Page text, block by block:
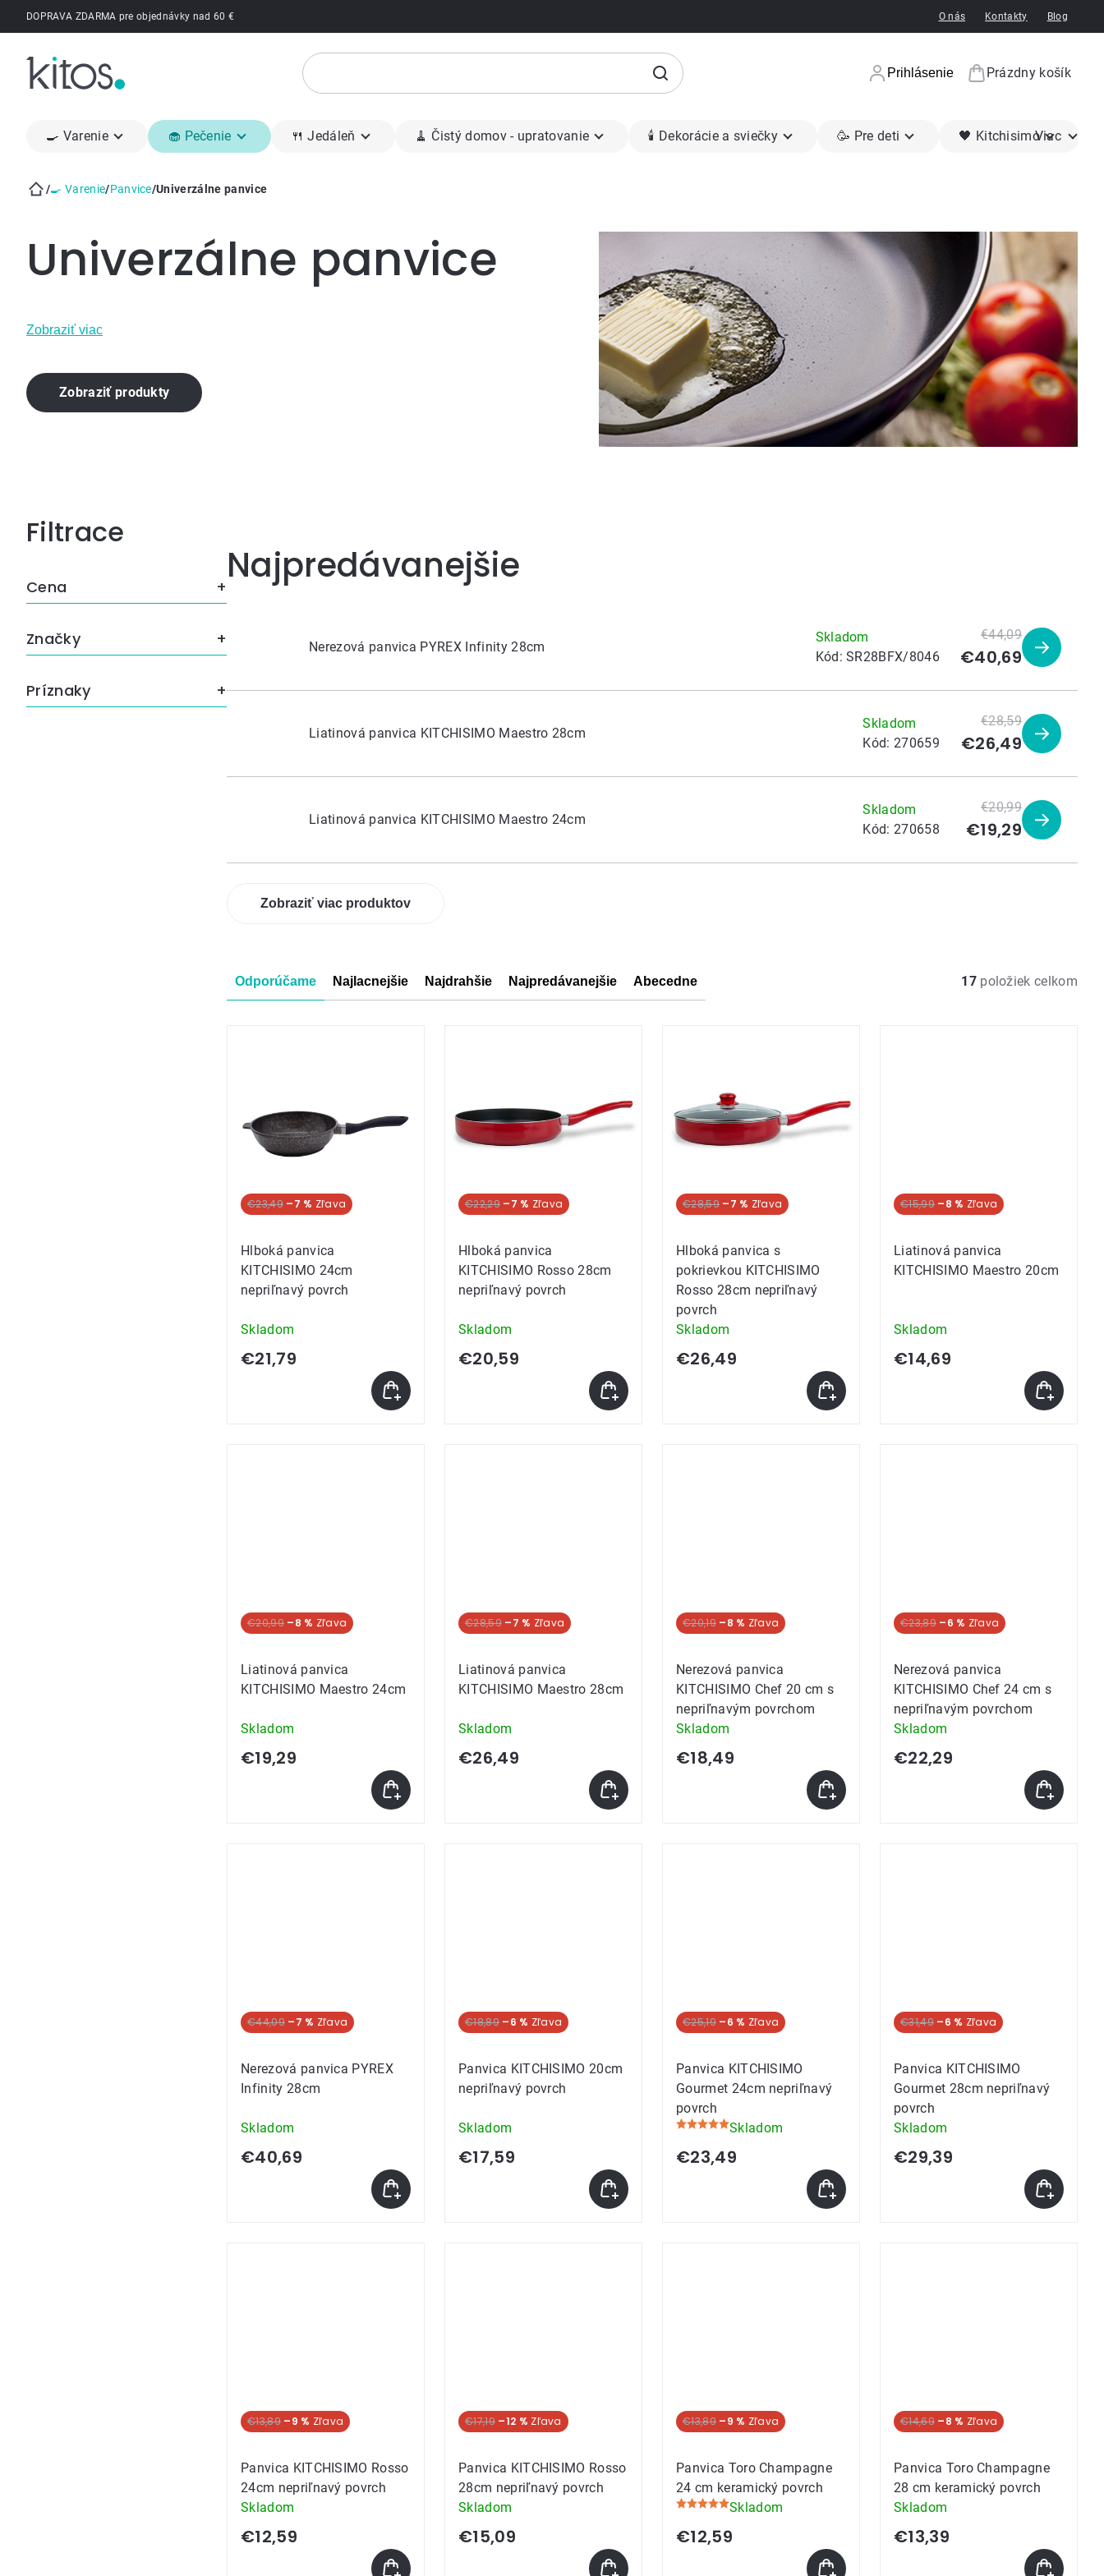
PrejsťDOPRAVA ZDARMA pre objednávky nad 60 € O nás Kontakty Blog
Prihlásenie
Nákupný
Prázdny košík
🍳 Varenie 🧁 Pečenie 🍴 Jedáleň 🧹 Čistý domov - upratovanie 🕯 Dekorácie a sviečky 🥳 Pre deti 🖤 KitchisimoViac
/🍳 Varenie/Panvice/Univerzálne panvice
Univerzálne panvice
Zobraziť viac
Zobraziť produkty
Bočný
panel
Cena
Príznaky
Značky
Najpredávanejšie
Nerezová panvica PYREX Infinity 28cm
Skladom
Kód:SR28BFX/8046
€44,09
€40,69
Zobraziť
Liatinová panvica KITCHISIMO Maestro 28cm
Skladom
Kód:270659
€28,59
€26,49
Zobraziť
Liatinová panvica KITCHISIMO Maestro 24cm
Skladom
Kód:270658
€20,99
€19,29
Zobraziť
Zobraziť viac produktov
Radenie
Odporúčame Najlacnejšie Najdrahšie Najpredávanejšie Abecedne 17položiek celkom
€23,49 –7 %
Hlboká panvica
KITCHISIMO 24cm
nepriľnavý povrch
Skladom
€21,79
€22,29 –7 %
Hlboká panvica
KITCHISIMO Rosso 28cm
nepriľnavý povrch
Skladom
€20,59
€28,59 –7 %
Hlboká panvica s
pokrievkou KITCHISIMO
Rosso 28cm nepriľnavý
povrch
Skladom
€26,49
€15,99 –8 %
Liatinová panvica
KITCHISIMO Maestro 20cm
Skladom
€14,69
€20,99 –8 %
Liatinová panvica
KITCHISIMO Maestro 24cm
Skladom
€19,29
€28,59 –7 %
Liatinová panvica
KITCHISIMO Maestro 28cm
Skladom
€26,49
€20,19 –8 %
Nerezová panvica
KITCHISIMO Chef 20 cm s
nepriľnavým povrchom
Skladom
€18,49
€23,89 –6 %
Nerezová panvica
KITCHISIMO Chef 24 cm s
nepriľnavým povrchom
Skladom
€22,29
€44,09 –7 %
Nerezová panvica PYREX
Infinity 28cm
Skladom
€40,69
€18,89 –6 %
Panvica KITCHISIMO 20cm
nepriľnavý povrch
Skladom
€17,59
€25,19 –6 %
Panvica KITCHISIMO
Gourmet 24cm nepriľnavý
povrch
Priemerné
hodnotenie
Skladom
€23,49
€31,49 –6 %
Panvica KITCHISIMO
Gourmet 28cm nepriľnavý
povrch
Skladom
€29,39
€13,89 –9 %
Panvica KITCHISIMO Rosso
24cm nepriľnavý povrch
Skladom
€12,59
€17,19 –12 %
Panvica KITCHISIMO Rosso
28cm nepriľnavý povrch
Skladom
€15,09
€13,89 –9 %
Panvica Toro Champagne
24 cm keramický povrch
Priemerné
hodnotenie
Skladom
€12,59
€14,69 –8 %
Panvica Toro Champagne
28 cm keramický povrch
Skladom
€13,39